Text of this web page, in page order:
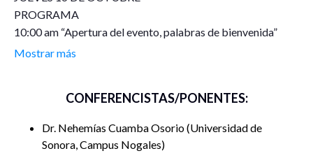
PROGRAMA
10:00 am “Apertura del evento, palabras de bienvenida”
Dra. Teresa Iveth Sotelo Quiñonez (Universidad de Sonora).
(Universidad de Sonora, Campus Nogales).
Dra. Marisol Elizalde Monjardin (Universidad Autónoma de
Mostrar más
CONFERENCISTAS/PONENTES:
Dr. Nehemías Cuamba Osorio Universidad de
Sonora, Campus Nogales